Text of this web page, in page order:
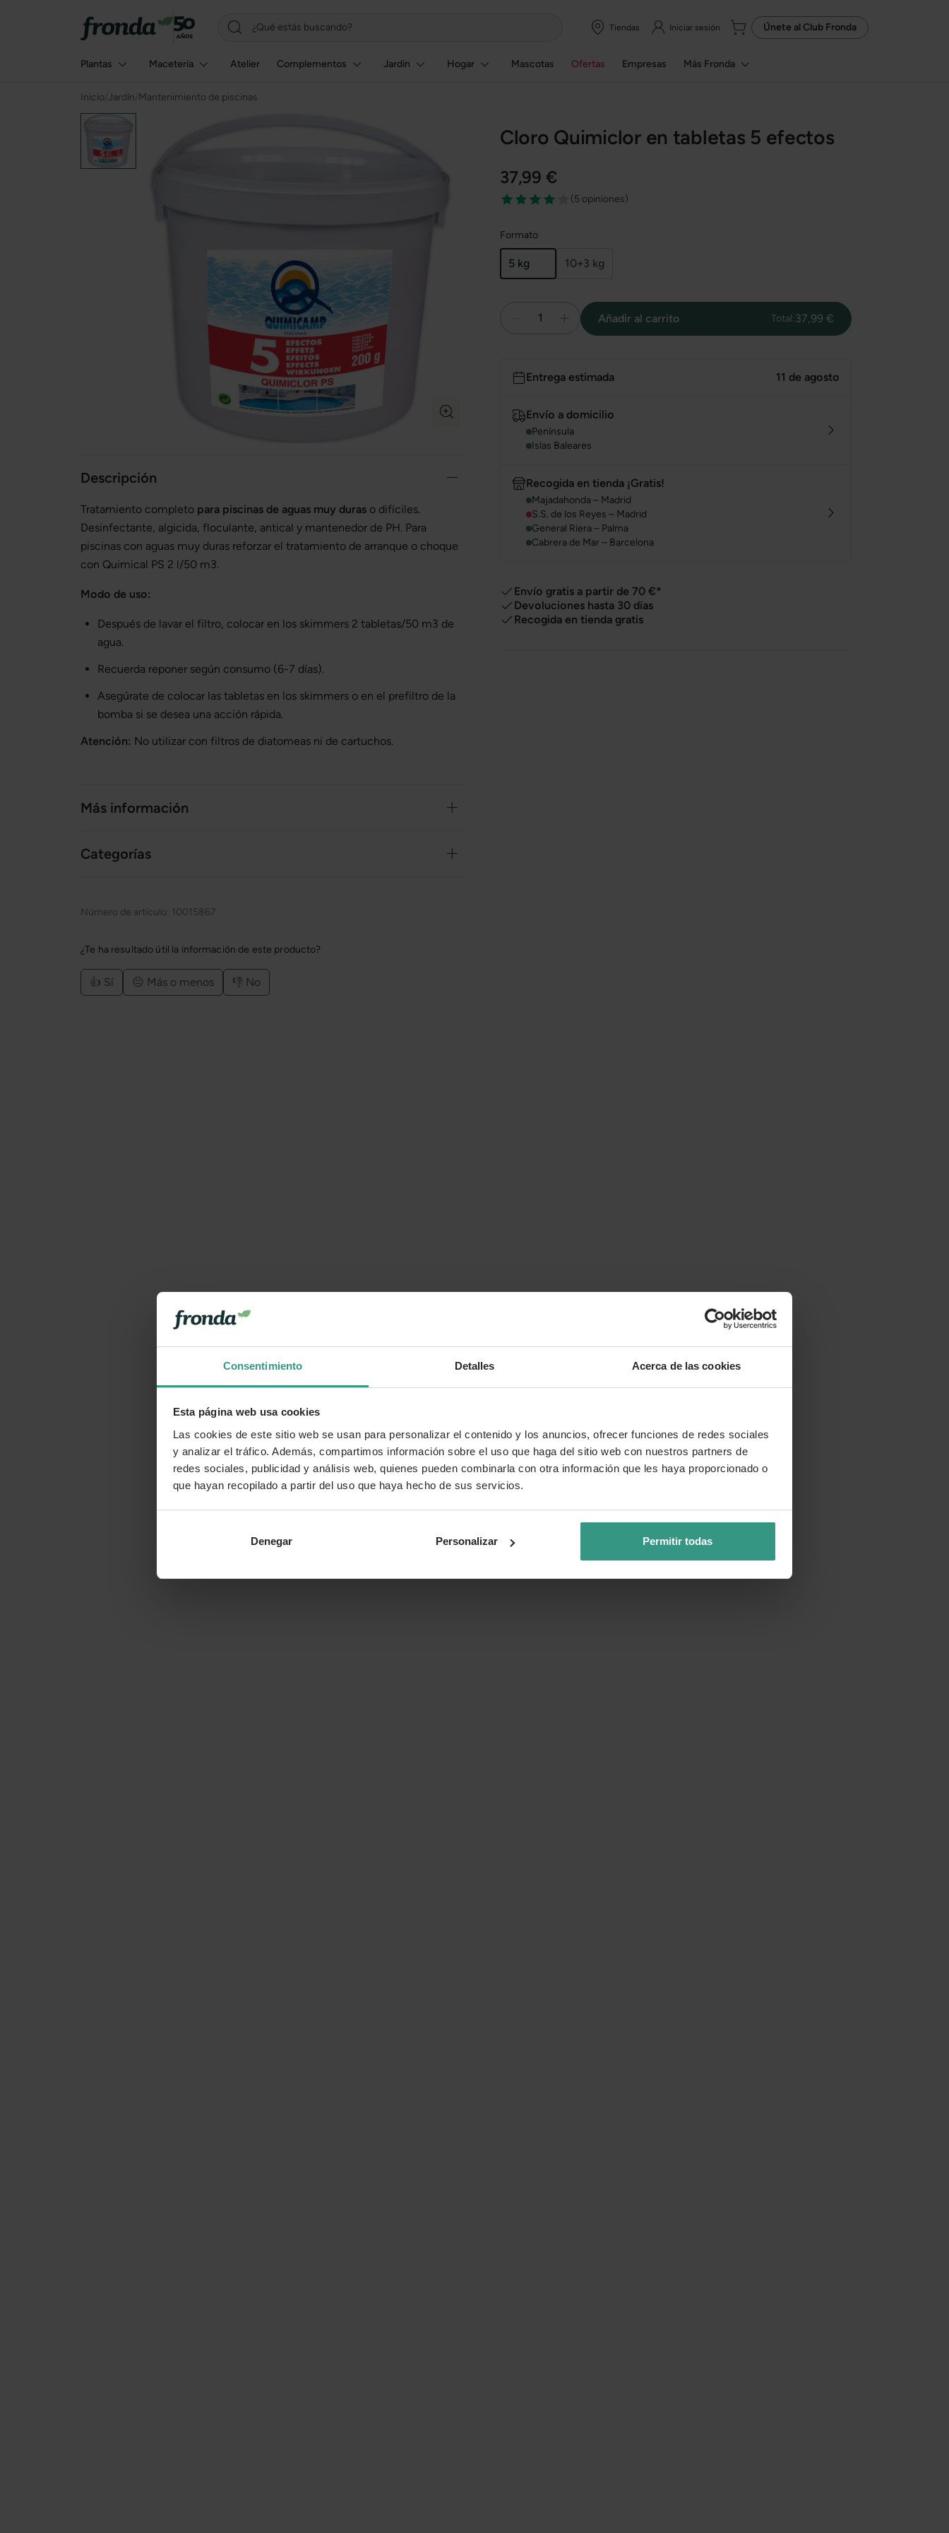
Consentimiento Detalles Acerca de las cookies
Esta página web usa cookies
Las cookies de este sitio web se usan para personalizar el contenido y los anuncios, ofrecer funciones de redes sociales
y analizar el tráfico. Además, compartimos información sobre el uso que haga del sitio web con nuestros partners de
redes sociales, publicidad y análisis web, quienes pueden combinarla con otra información que les haya proporcionado o
que hayan recopilado a partir del uso que haya hecho de sus servicios.
Denegar Personalizar Permitir todas
Tiendas Iniciar sesión Únete al Club Fronda
Plantas Macetería Atelier Complementos Jardín Hogar Mascotas Ofertas Empresas Más Fronda
Inicio Jardín Mantenimiento de piscinas
Cloro Quimiclor en tabletas 5 efectos
37,99 €
(5 opiniones)
Formato
5 kg 10+3 kg
1 Añadir al carrito Total:37,99 €
Entrega estimada 11 de agosto
Envío a domicilio
Península
Islas Baleares
Recogida en tienda ¡Gratis!
Majadahonda – Madrid
S.S. de los Reyes – Madrid
General Riera – Palma
Cabrera de Mar – Barcelona
Envío gratis a partir de 70 €*
Devoluciones hasta 30 días
Recogida en tienda gratis
Descripción
Tratamiento completo para piscinas de aguas muy duras o difíciles.
Desinfectante, algicida, floculante, antical y mantenedor de PH. Para
piscinas con aguas muy duras reforzar el tratamiento de arranque o choque
con Quimical PS 2 l/50 m3.
Modo de uso:
Después de lavar el filtro, colocar en los skimmers 2 tabletas/50 m3 de
agua.
Recuerda reponer según consumo (6-7 días).
Asegúrate de colocar las tabletas en los skimmers o en el prefiltro de la
bomba si se desea una acción rápida.
Atención: No utilizar con filtros de diatomeas ni de cartuchos.
Más información
Categorías
Número de artículo: 10015867
¿Te ha resultado útil la información de este producto?
👍 Sí 😐 Más o menos 👎 No